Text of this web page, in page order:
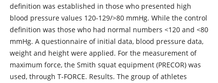
definition was established in those who presented high
blood pressure values ​​120-129/>80 mmHg. While the control
definition was those who had normal numbers <120 and <80
mmHg. A questionnaire of initial data, blood pressure data,
weight and height were applied. For the measurement of
maximum force, the Smith squat equipment (PRECOR) was
used, through T-FORCE. Results. The group of athletes